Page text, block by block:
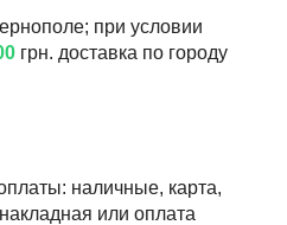
при условии
грн. доставка по городу
наличные, карта,
или оплата